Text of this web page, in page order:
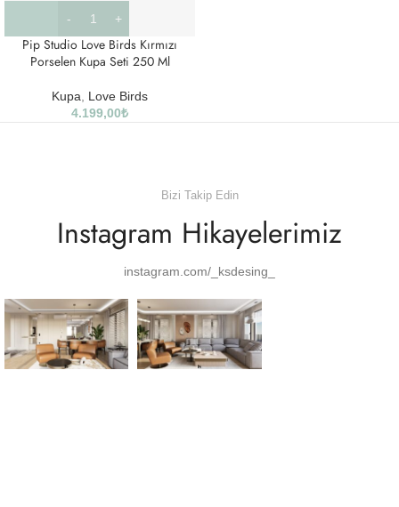
Pip Studio Love Birds Kırmızı
Porselen Kupa Seti 250 Ml
Kupa, Love Birds
4.199,00₺
Bizi Takip Edin
Instagram Hikayelerimiz
instagram.com/_ksdesing_